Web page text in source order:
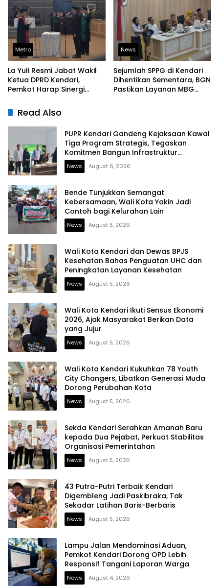
Metro
La Yuli Resmi Jabat Wakil
Ketua DPRD Kendari,
Pemkot Harap Sinergi
Solid
News
Sejumlah SPPG di Kendari
Dihentikan Sementara, BGN
Pastikan Layanan MBG
Read Also
PUPR Kendari Gandeng Kejaksaan Kawal
Tiga Program Strategis, Tegaskan
Komitmen Bangun Infrastruktur
Berintegritas
News August 6, 2026
Bende Tunjukkan Semangat
Kebersamaan, Wali Kota Yakin Jadi
Contoh bagi Kelurahan Lain
News August 5, 2026
Wali Kota Kendari dan Dewas BPJS
Kesehatan Bahas Penguatan UHC dan
Peningkatan Layanan Kesehatan
News August 5, 2026
Wali Kota Kendari Ikuti Sensus Ekonomi
2026, Ajak Masyarakat Berikan Data
yang Jujur
News August 5, 2026
Wali Kota Kendari Kukuhkan 78 Youth
City Changers, Libatkan Generasi Muda
Dorong Perubahan Kota
News August 5, 2026
Sekda Kendari Serahkan Amanah Baru
kepada Dua Pejabat, Perkuat Stabilitas
Organisasi Pemerintahan
News August 5, 2026
43 Putra-Putri Terbaik Kendari
Digembleng Jadi Paskibraka, Tak
Sekadar Latihan Baris-Berbaris
News August 5, 2026
Lampu Jalan Mendominasi Aduan,
Pemkot Kendari Dorong OPD Lebih
Responsif Tangani Laporan Warga
News August 4, 2026